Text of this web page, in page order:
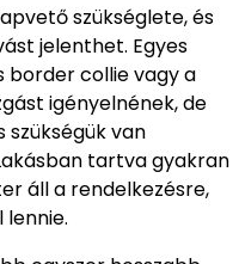
szükséglete, és
jelenthet. Egyes
border collie vagy a
igényelnének, de
van
tartva gyakran
áll a rendelkezésre,